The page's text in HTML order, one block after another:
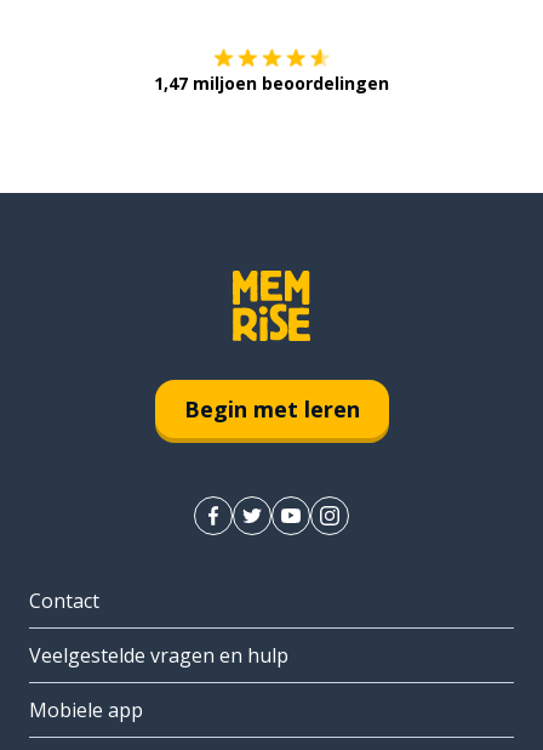
1,47 miljoen beoordelingen
Begin met leren
Contact
Veelgestelde vragen en hulp
Mobiele app